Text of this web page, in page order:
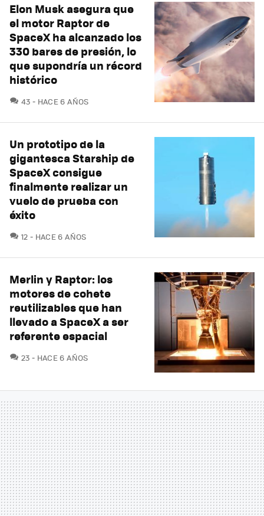
Elon Musk asegura que
el motor Raptor de
SpaceX ha alcanzado los
330 bares de presión, lo
que supondría un récord
histórico
43 COMENTARIOS
HACE 6 AÑOS
Un prototipo de la
gigantesca Starship de
SpaceX consigue
finalmente realizar un
vuelo de prueba con
éxito
12 COMENTARIOS
HACE 6 AÑOS
Merlin y Raptor: los
motores de cohete
reutilizables que han
llevado a SpaceX a ser
referente espacial
23 COMENTARIOS
HACE 6 AÑOS